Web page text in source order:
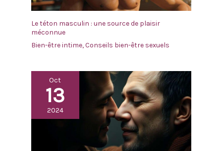
Le téton masculin : une source de plaisir
méconnue
Bien-être intime,Conseils bien-être sexuels
Oct
13
2024